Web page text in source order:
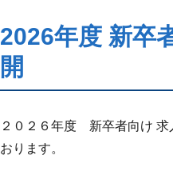
2026年度 新卒
開
２０２６年度 新卒者向け 求
おります。